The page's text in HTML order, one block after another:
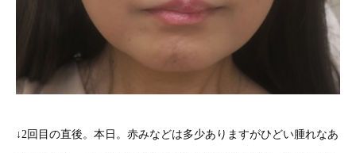
↓2回目の直後。本日。赤みなどは多少ありますがひどい腫れなあ